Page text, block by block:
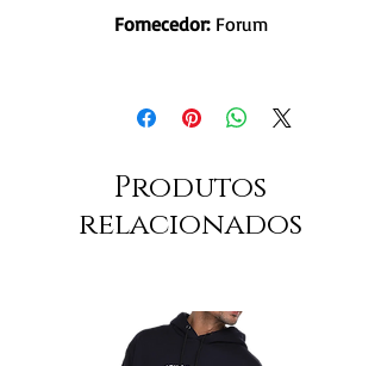
Fornecedor:Forum
Produtos
relacionados